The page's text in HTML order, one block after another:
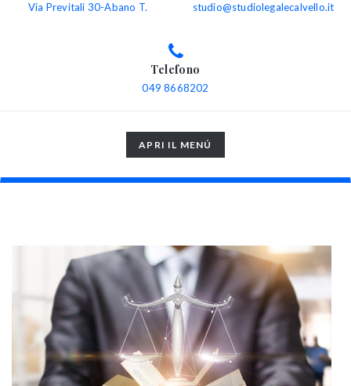
Via Previtali 30-Abano T. studio@studiolegalecalvello.it
Telefono
049 8668202
TOGGLE
NAVIGATION
APRI IL MENÚ